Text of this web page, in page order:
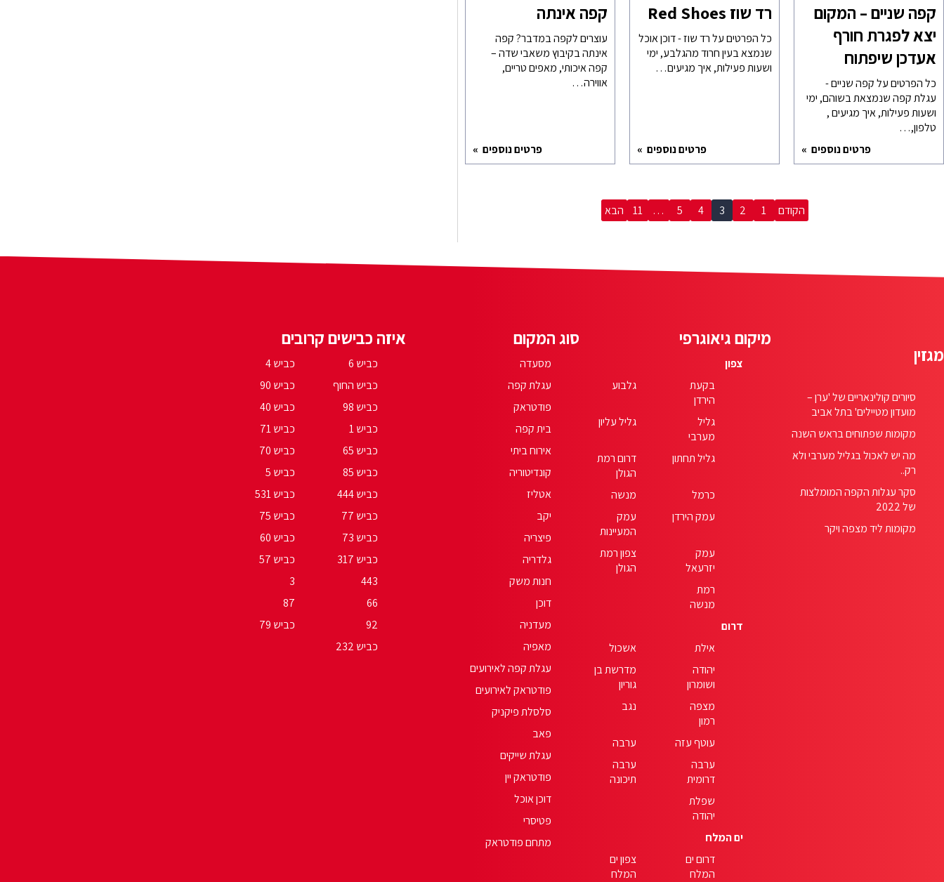
קפה שניים – המקום
יצא לפגרת חורף
אעדכן שיפתוח
כל הפרטים על קפה שניים -
עגלת קפה שנמצאת בשוהם, ימי
ושעות פעילות, איך מגיעים ,
טלפון,…
פרטים נוספים
רד שוז Red Shoes
כל הפרטים על רד שוז - דוכן אוכל
שנמצא בעין חרוד מהגלבע, ימי
ושעות פעילות, איך מגיעים…
פרטים נוספים
קפה אינתה
עוצרים לקפה במדבר? קפה
אינתה בקיבוץ משאבי שדה –
קפה איכותי, מאפים טריים,
אווירה…
פרטים נוספים
הקודם 1
2
3
4
5
…
11 הבא
מגזין
סיורים קולינאריים של 'ערן –
מועדון מטיילים' בתל אביב
מקומות שפתוחים בראש השנה
מה יש לאכול בגליל מערבי ולא
רק..
סקר עגלות הקפה המומלצות
של 2022
מקומות ליד מצפה ויקר
מיקום גיאוגרפי
צפון
בקעת
הירדן
גלבוע
גליל
מערבי
גליל עליון
גליל תחתון
דרום רמת
הגולן
כרמל
מנשה
עמק הירדן
עמק
המעיינות
עמק
יזרעאל
צפון רמת
הגולן
רמת
מנשה
דרום
אילת
אשכול
יהודה
ושומרון
מדרשת בן
גוריון
מצפה
רמון
נגב
עוטף עזה
ערבה
ערבה
דרומית
ערבה
תיכונה
שפלת
יהודה
ים המלח
דרום ים
המלח
צפון ים
המלח
סוג המקום
מסעדה
עגלת קפה
פודטראק
בית קפה
אירוח ביתי
קונדיטוריה
אטליז
יקב
פיצריה
גלדריה
חנות משק
דוכן
מעדניה
מאפיה
עגלת קפה לאירועים
פודטראק לאירועים
סלסלת פיקניק
פאב
עגלת שייקים
פודטראק יין
דוכן אוכל
פטיסרי
מתחם פודטראק
איזה כבישים קרובים
כביש 6
כביש 4
כביש החוף
כביש 90
כביש 98
כביש 40
כביש 1
כביש 71
כביש 65
כביש 70
כביש 85
כביש 5
כביש 444
כביש 531
כביש 77
כביש 75
כביש 73
כביש 60
כביש 317
כביש 57
443
3
66
87
92
כביש 79
כביש 232